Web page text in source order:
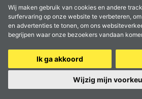
Wij maken gebruik van cookies en andere
surfervaring op onze website te verbeteren,
en advertenties te tonen, om ons
begrijpen waar onze bezoekers vandaan
Ik ga akkoord
Wijzig mijn